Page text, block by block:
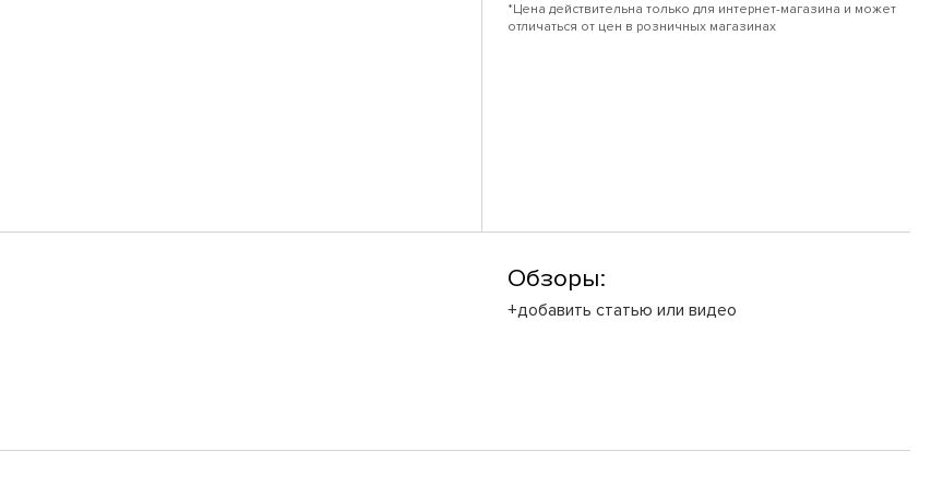
*Цена действительна только для интернет-магазина и может
отличаться от цен в розничных магазинах
Обзоры:
+добавить статью или видео